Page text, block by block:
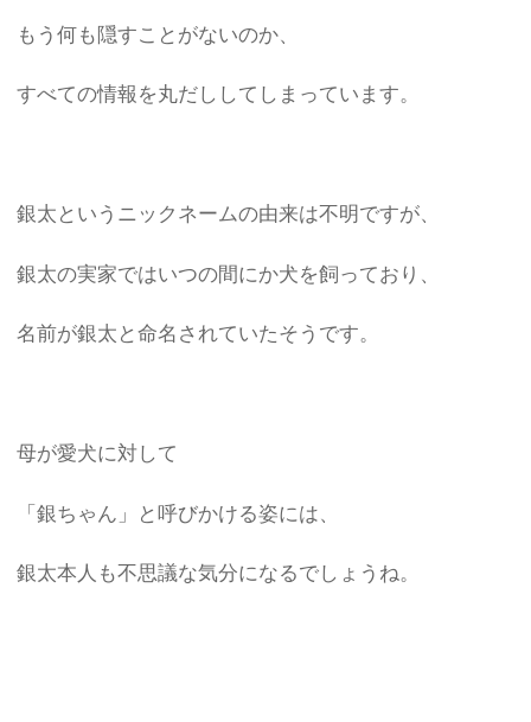
もう何も隠すことがないのか、
すべての情報を丸だししてしまっています。
銀太というニックネームの由来は不明ですが、
銀太の実家ではいつの間にか犬を飼っており、
名前が銀太と命名されていたそうです。
母が愛犬に対して
「銀ちゃん」と呼びかける姿には、
銀太本人も不思議な気分になるでしょうね。